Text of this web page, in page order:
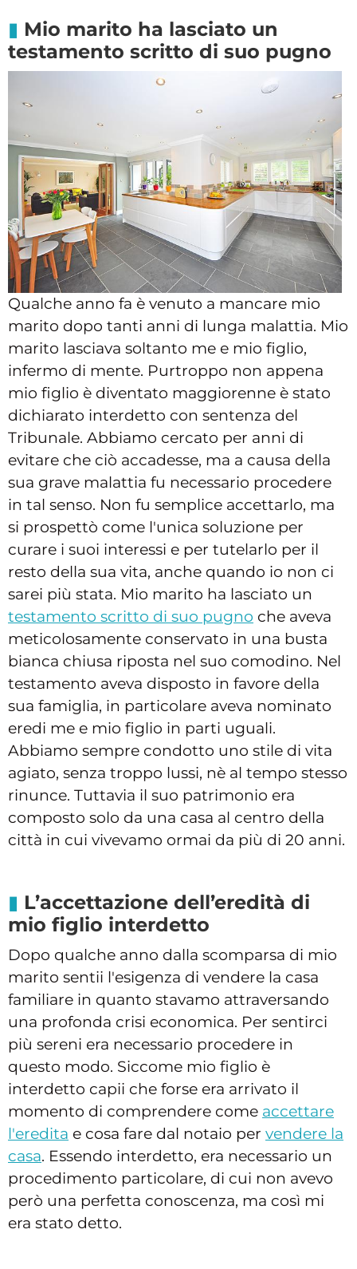
Mio marito ha lasciato un
testamento scritto di suo pugno
Qualche anno fa è venuto a mancare mio
marito dopo tanti anni di lunga malattia. Mio
marito lasciava soltanto me e mio figlio,
infermo di mente. Purtroppo non appena
mio figlio è diventato maggiorenne è stato
dichiarato interdetto con sentenza del
Tribunale. Abbiamo cercato per anni di
evitare che ciò accadesse, ma a causa della
sua grave malattia fu necessario procedere
in tal senso. Non fu semplice accettarlo, ma
si prospettò come l'unica soluzione per
curare i suoi interessi e per tutelarlo per il
resto della sua vita, anche quando io non ci
sarei più stata. Mio marito ha lasciato un
testamento scritto di suo pugno che aveva
meticolosamente conservato in una busta
bianca chiusa riposta nel suo comodino. Nel
testamento aveva disposto in favore della
sua famiglia, in particolare aveva nominato
eredi me e mio figlio in parti uguali.
Abbiamo sempre condotto uno stile di vita
agiato, senza troppo lussi, nè al tempo stesso
rinunce. Tuttavia il suo patrimonio era
composto solo da una casa al centro della
città in cui vivevamo ormai da più di 20 anni.
L’accettazione dell’eredità di
mio figlio interdetto
Dopo qualche anno dalla scomparsa di mio
marito sentii l'esigenza di vendere la casa
familiare in quanto stavamo attraversando
una profonda crisi economica. Per sentirci
più sereni era necessario procedere in
questo modo. Siccome mio figlio è
interdetto capii che forse era arrivato il
momento di comprendere come accettare
l'eredita e cosa fare dal notaio per vendere la
casa. Essendo interdetto, era necessario un
procedimento particolare, di cui non avevo
però una perfetta conoscenza, ma così mi
era stato detto.